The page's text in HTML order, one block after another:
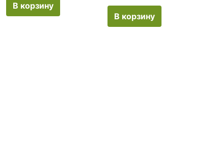
В корзину
В корзину